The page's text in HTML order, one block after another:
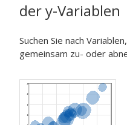
der y-Variablen
Suchen Sie nach
gemeinsam zu- oder